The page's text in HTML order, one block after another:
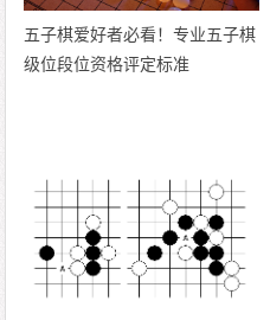
五子棋爱好者必看！专业五子棋
级位段位资格评定标准